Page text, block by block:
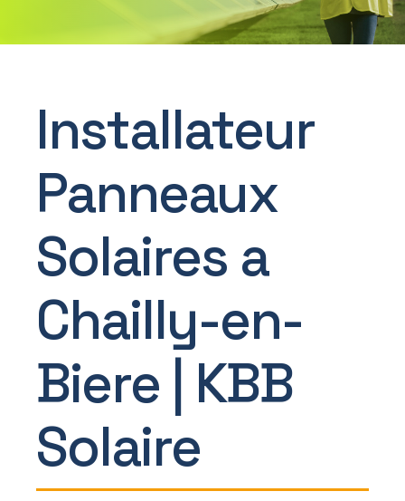
Installateur
Panneaux
Solaires a
Chailly-en-
Biere | KBB
Solaire